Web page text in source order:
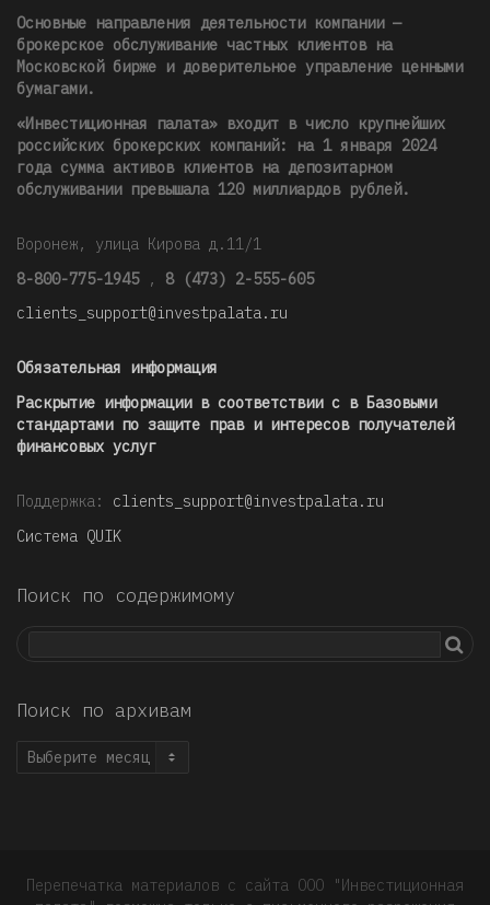
Основные направления деятельности компании —
брокерское обслуживание частных клиентов на
Московской бирже и доверительное управление ценными
бумагами.
«Инвестиционная палата» входит в число крупнейших
российских брокерских компаний: на 1 января 2024
года сумма активов клиентов на депозитарном
обслуживании превышала 120 миллиардов рублей.
Воронеж, улица Кирова д.11/1
8-800-775-1945 , 8 (473) 2-555-605
clients_support@investpalata.ru
Обязательная информация
Раскрытие информации в соответствии с в Базовыми
стандартами по защите прав и интересов получателей
финансовых услуг
Поддержка: clients_support@investpalata.ru
Система QUIK
Поиск по содержимому
Поиск по архивам
Поиск
Перепечатка материалов с сайта ООО "Инвестиционная